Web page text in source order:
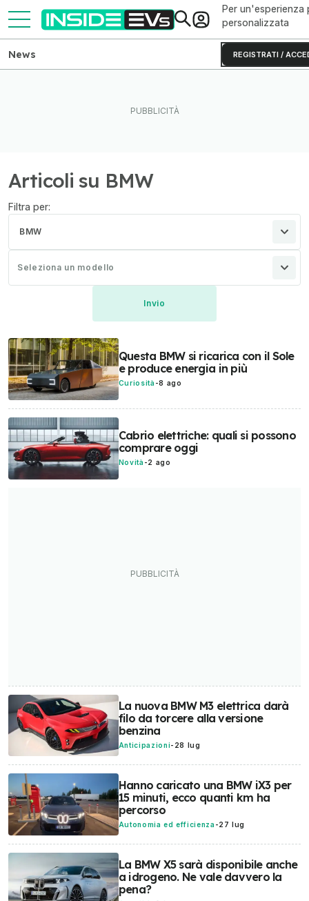
Per un'esperienza
personalizzata
REGISTRATI /
News
Articoli su BMW
Filtra per:
BMW
Seleziona un modello
Questa BMW si ricarica con il Sole
e produce energia in più
Curiosità -8 ago
Cabrio elettriche: quali si possono
comprare oggi
Novità -2 ago
La nuova BMW M3 elettrica darà
filo da torcere alla versione
benzina
Anticipazioni- 28 lug
Hanno caricato una BMW iX3 per
15 minuti, ecco quanti km ha
percorso
Autonomia ed efficienza -27 lug
La BMW X5 sarà disponibile anche
a idrogeno. Ne vale davvero la
pena?